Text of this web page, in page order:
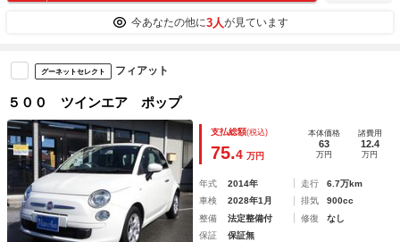
今あなたの他に3人が見ています
グーネットセレクト フィアット
５００ ツインエア ポップ
支払総額(税込)
75.4 万円
本体価格
63
万円
諸費用
12.4
万円
年式 2014年 走行
6.7万km
車検
2028年1月 排気
900cc
整備
法定整備付 修復
なし
保証
保証無